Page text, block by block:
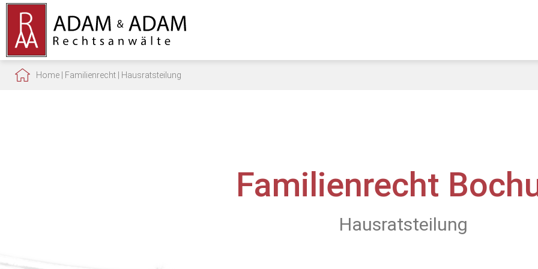
Home Familienrecht Hausratsteilung
Familienrecht
Hausratsteilung